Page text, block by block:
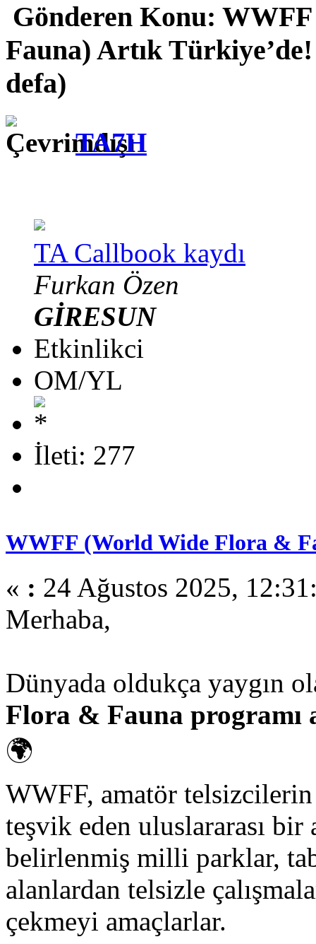
Gönderen Konu:
Fauna) Artık
defa)
TA7H
TA Callbook kaydı
Furkan Özen
GİRESUN
Etkinlikci
OM/YL
İleti: 277
WWFF (World Wide Flora &
« : 24 Ağustos 2025,
Merhaba,
Dünyada oldukça yaygın
Flora & Fauna programı
🌍
WWFF, amatör telsizcilerin
teşvik eden uluslararası bir
belirlenmiş milli parklar,
alanlardan telsizle
çekmeyi amaçlarlar.